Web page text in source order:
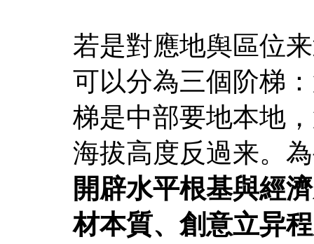
若是對應地舆區位
可以分為三個阶梯
梯是中部要地本地
海拔高度反過来。
開辟水平根基與經
材本質、創意立异